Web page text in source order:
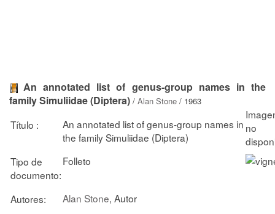
An annotated list of genus-group names in the
family Simuliidae (Diptera) / Alan Stone / 1963
Título :
An annotated list of genus-group names in
the family Simuliidae (Diptera)
Tipo de
documento:
Folleto
Autores: Alan Stone, Autor